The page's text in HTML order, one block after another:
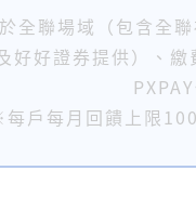
全聯場域（包含全
好好證券提供）、
戶每月回饋上限